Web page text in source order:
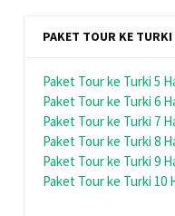
PAKET TOUR KE TURKI
Paket Tour ke Turki 5
Paket Tour ke Turki 6
Paket Tour ke Turki 7
Paket Tour ke Turki 8
Paket Tour ke Turki 9
Paket Tour ke Turki 10